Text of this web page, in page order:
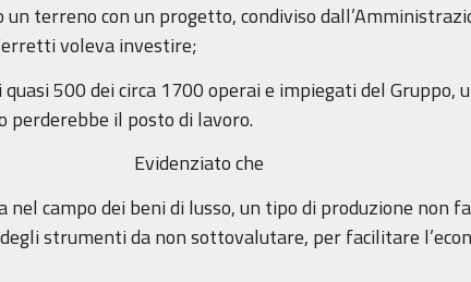
terreno con un progetto, condiviso
voleva investire;
500 dei circa 1700 operai e impiegati del Gruppo,
perderebbe il posto di lavoro.
Evidenziato che
campo dei beni di lusso, un tipo di produzione non
strumenti da non sottovalutare, per facilitare